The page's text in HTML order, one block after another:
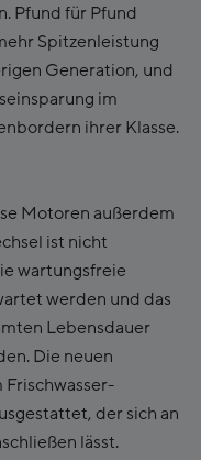
Pfund für Pfund
Spitzenleistung
Generation, und
im
ihrer Klasse.
Motoren außerdem
ist nicht
wartungsfreie
werden und das
Lebensdauer
Die neuen
der sich an
lässt.